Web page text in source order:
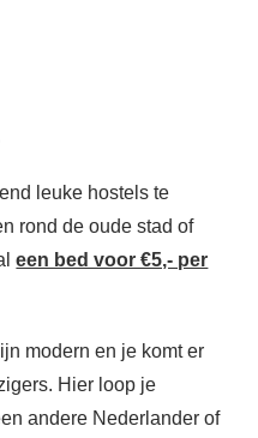
leuke hostels te
rond de oude stad of
een bed voor €5,- per
modern en je komt er
Hier loop je
andere Nederlander of